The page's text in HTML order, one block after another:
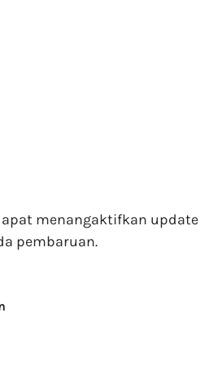
menangaktifkan update
pembaruan.